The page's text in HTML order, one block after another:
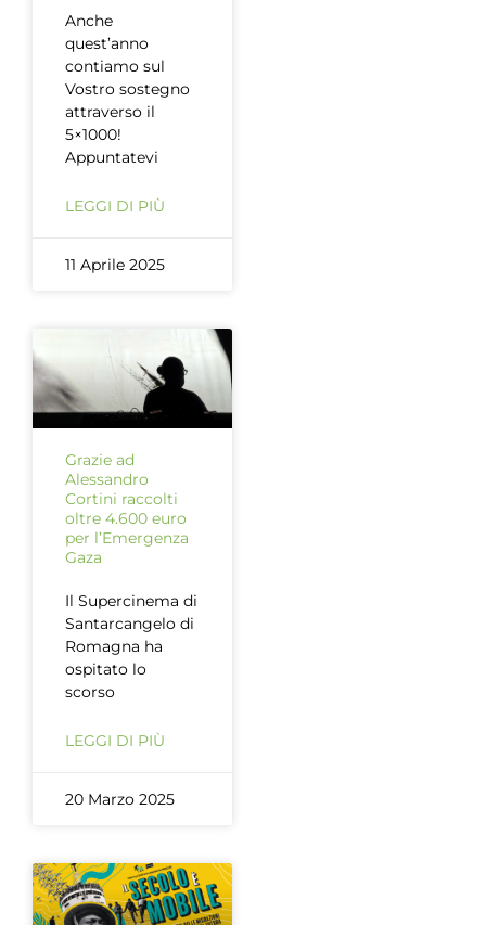
Anche
quest’anno
contiamo sul
Vostro sostegno
attraverso il
5×1000!
Appuntatevi
LEGGI DI PIÙ
11 Aprile 2025
Grazie ad
Alessandro
Cortini raccolti
oltre 4.600 euro
per l’Emergenza
Gaza
Il Supercinema di
Santarcangelo di
Romagna ha
ospitato lo
scorso
LEGGI DI PIÙ
20 Marzo 2025